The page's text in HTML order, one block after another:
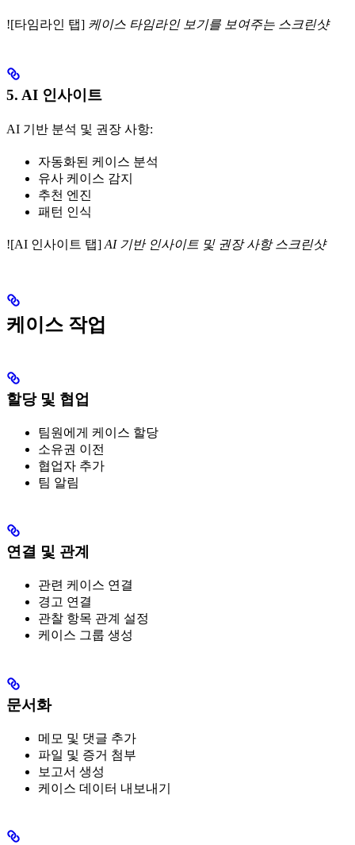
![타임라인 탭] 케이스 타임라인 보기를 보여주는 스크린샷
5. AI 인사이트
AI 기반 분석 및 권장 사항:
자동화된 케이스 분석
유사 케이스 감지
추천 엔진
패턴 인식
![AI 인사이트 탭] AI 기반 인사이트 및 권장 사항 스크린샷
케이스 작업
할당 및 협업
팀원에게 케이스 할당
소유권 이전
협업자 추가
팀 알림
연결 및 관계
관련 케이스 연결
경고 연결
관찰 항목 관계 설정
케이스 그룹 생성
문서화
메모 및 댓글 추가
파일 및 증거 첨부
보고서 생성
케이스 데이터 내보내기